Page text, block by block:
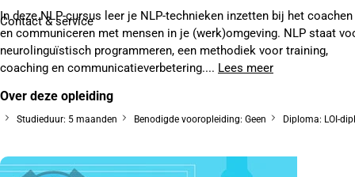
Contact& service
In deze NLP-cursus leer je NLP-technieken inzetten bij het coachen
en communiceren met mensen in je (werk)omgeving. NLP staat
neurolinguïstisch programmeren, een methodiek voor training,
coaching en communicatieverbetering.... Lees meer
Over deze opleiding
Studieduur: 5 maanden Benodigde vooropleiding: Geen Diploma: LOI-